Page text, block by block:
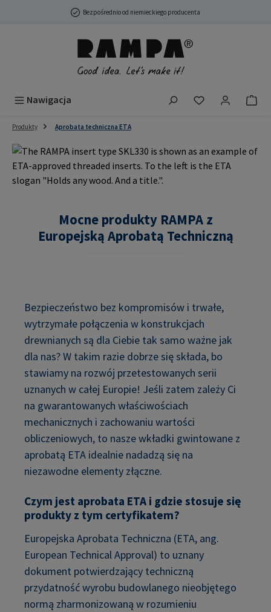
Przejdź do głównej zawartościBezpośrednio od niemieckiego producenta
Nawigacja Masz 0
Produkty Aprobata techniczna ETA
Mocne produkty RAMPA z
Europejską Aprobatą Techniczną
Bezpieczeństwo bez kompromisów i trwałe,
wytrzymałe połączenia w konstrukcjach
drewnianych są dla Ciebie tak samo ważne jak
dla nas? W takim razie dobrze się składa, bo
stawiamy na rozwój przetestowanych serii
uznanych w całej Europie! Jeśli zatem zależy Ci
na gwarantowanych właściwościach
mechanicznych i zachowaniu wartości
obliczeniowych, to nasze wkładki gwintowane z
aprobatą ETA idealnie nadadzą się na
niezawodne elementy złączne.
Czym jest aprobata ETA i gdzie stosuje się
produkty z tym certyfikatem?
Europejska Aprobata Techniczna (ETA, ang.
European Technical Approval) to uznany
dokument potwierdzający techniczną
przydatność wyrobu budowlanego nieobjętego
normą zharmonizowaną w rozumieniu